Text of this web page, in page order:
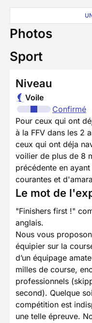
Photos
Sport
Niveau
Voile
Confirmé
Pour ceux qui ont
à la FFV dans les 2
ceux qui ont déja
voilier de plus de 8
précédente en
courantes et
Le mot de
"Finishers first !"
anglais.
Nous vous
équipier sur la
d’un équipage
milles de course,
professionnels
second). Quelque
compétition est
une telle épreuve.